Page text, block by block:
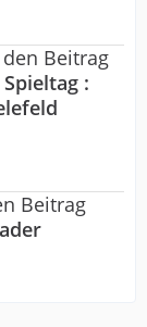
Beitrag
Spieltag :
Beitrag